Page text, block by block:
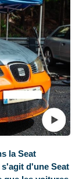
la Seat
d'une Seat